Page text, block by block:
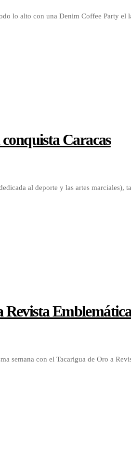
lo alto con una Denim Coffee Party
Caracas
al deporte y las artes marciales),
Revista
semana con el Tacarigua de Oro a